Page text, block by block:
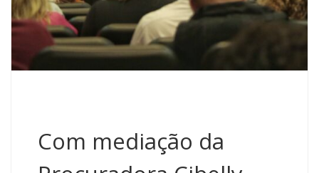
Com mediação da